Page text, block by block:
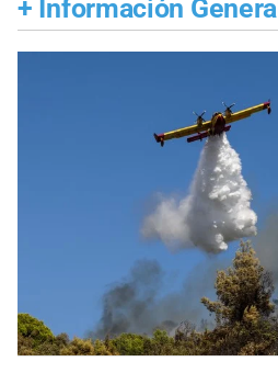
+ Información General